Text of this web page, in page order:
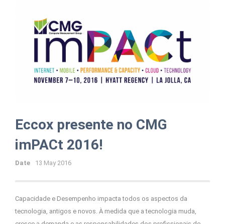
Eccox presente no CMG
imPACt 2016!
Date 13 May 2016
Capacidade e Desempenho impacta todos os aspectos da
tecnologia, antigos e novos. À medida que a tecnologia muda,